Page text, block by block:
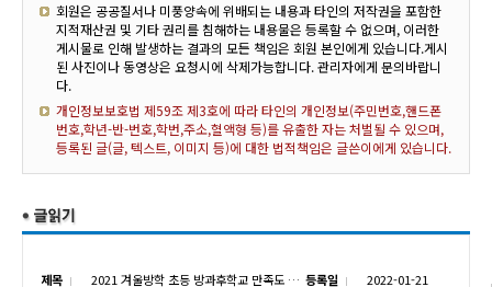
회원은 공공질서나 미풍양속에 위배되는 내용과 타인의 저작권을 포함한
지적재산권 및 기타 권리를 침해하는 내용물은 등록할 수 없으며, 이러한
게시물로 인해 발생하는 결과의 모든 책임은 회원 본인에게 있습니다.게시
된 사진이나 동영상은 요청시에 삭제가능합니다. 관리자에게 문의바랍니
다.
개인정보보호법 제59조 제3호에 따라 타인의 개인정보(주민번호,핸드폰
번호,학년-반-번호,학번,주소,혈액형 등)를 유출한 자는 처벌될 수 있으며,
등록된 글(글, 텍스트, 이미지 등)에 대한 법적책임은 글쓴이에게 있습니다.
제목 2021 겨울방학 초등 방과후학교 만족도 조사 결과 및 교육활동 집행내역 등록일 2022-01-21